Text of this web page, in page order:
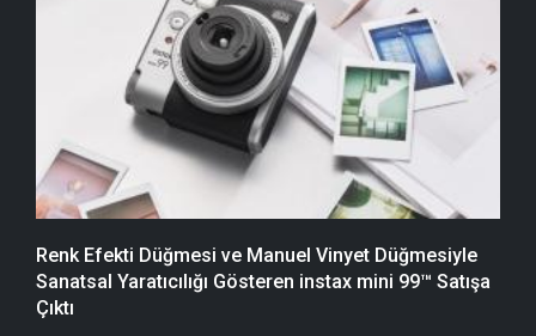
Renk Efekti Düğmesi ve Manuel Vinyet Düğmesiyle
Sanatsal Yaratıcılığı Gösteren instax mini 99™ Satışa
Çıktı